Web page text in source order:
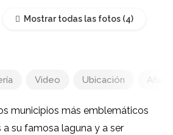
Mostrar todas las fotos
Video Ubicación
municipios más emblemáticos
su famosa laguna y a ser